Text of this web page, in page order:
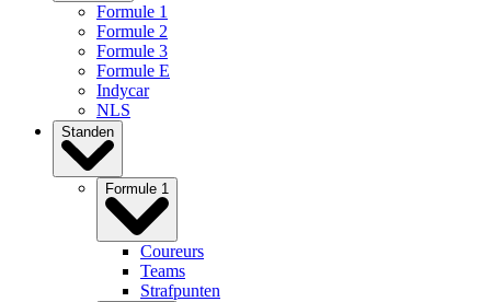
Formule 1
Formule 2
Formule 3
Formule E
Indycar
NLS
Standen
Formule 1
Coureurs
Teams
Strafpunten